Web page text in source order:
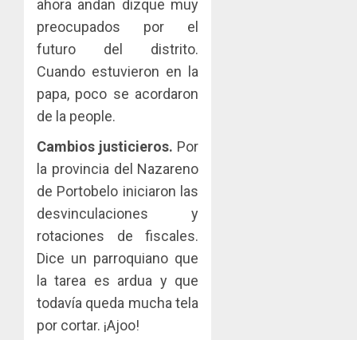
ahora andan dizque muy
preocupados por el
futuro del distrito.
Cuando estuvieron en la
papa, poco se acordaron
de la people.
Cambios justicieros. Por
la provincia del Nazareno
de Portobelo iniciaron las
desvinculaciones y
rotaciones de fiscales.
Dice un parroquiano que
la tarea es ardua y que
todavía queda mucha tela
por cortar. ¡Ajoo!